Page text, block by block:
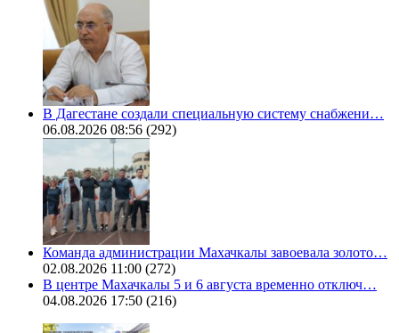
В Дагестане создали специальную систему снабжени…
06.08.2026 08:56 (292)
Команда администрации Махачкалы завоевала золото…
02.08.2026 11:00 (272)
В центре Махачкалы 5 и 6 августа временно отключ…
04.08.2026 17:50 (216)